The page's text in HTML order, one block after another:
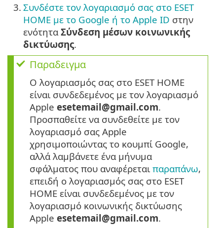
3. Συνδέστε τον λογαριασμό σας στο ESET
HOME με το Google ή το Apple ID στην
ενότητα Σύνδεση μέσων κοινωνικής
δικτύωσης.
Παραδειγμα
Ο λογαριασμός σας στο ESET HOME
είναι συνδεδεμένος με τον λογαριασμό
Apple esetemail@gmail.com.
Προσπαθείτε να συνδεθείτε με τον
λογαριασμό σας Apple
χρησιμοποιώντας το κουμπί Google,
αλλά λαμβάνετε ένα μήνυμα
σφάλματος που αναφέρεται παραπάνω,
επειδή ο λογαριασμός σας στο ESET
HOME είναι συνδεδεμένος με τον
λογαριασμό κοινωνικής δικτύωσης
Apple esetemail@gmail.com.